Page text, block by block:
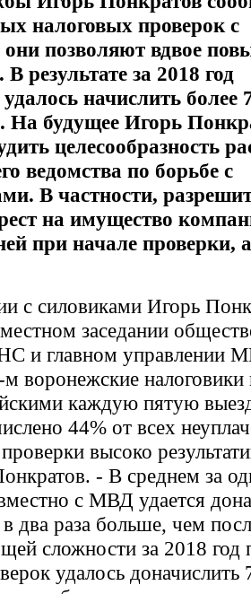
налоговых проверок с
позволяют вдвое
результате за 2018 год
начислить более
На будущее Игорь
целесообразность
ведомства по борьбе с
В частности,
на имущество
при начале проверки,
с силовиками Игорь
заседании
и главном управлении
воронежские налоговики
каждую пятую
44% от всех
высоко
- В среднем за
с МВД удается
два раза больше, чем
сложности за 2018 год
удалось доначислить